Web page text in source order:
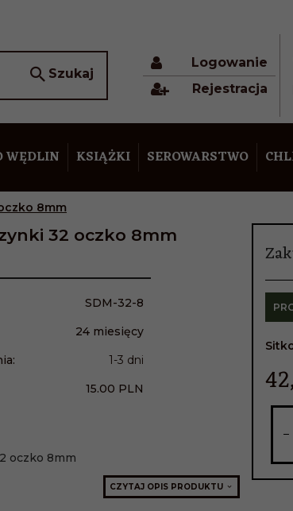
Szukaj
Logowanie
Rejestracja
WĘDLIN KSIĄŻKI SEROWARSTWO
8mm
32 oczko 8mm
SDM-32-8
24 miesięcy
1-3 dni
15.00 PLN
oczko 8mm
CZYTAJ OPIS PRODUKTU
42,